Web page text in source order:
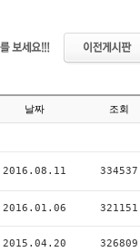
날짜 조회
2016.08.11 334537
2016.01.06 321151
2015.04.20 326809